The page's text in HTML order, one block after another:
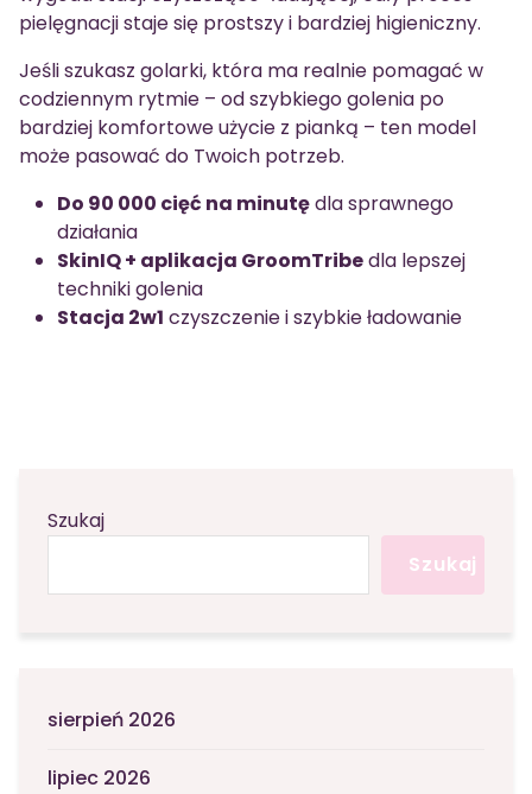
pielęgnacji staje się prostszy i bardziej higieniczny.
Jeśli szukasz golarki, która ma realnie pomagać w
codziennym rytmie – od szybkiego golenia po
bardziej komfortowe użycie z pianką – ten model
może pasować do Twoich potrzeb.
Do 90 000 cięć na minutędla sprawnego
działania
SkinIQ + aplikacja GroomTribedla lepszej
techniki golenia
Stacja 2w1 czyszczenie i szybkie ładowanie
Szukaj
Szukaj
sierpień 2026
lipiec 2026